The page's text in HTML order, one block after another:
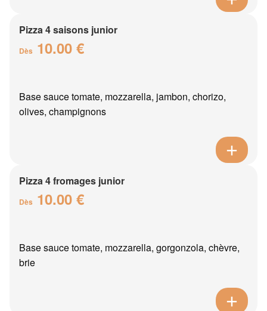
Pizza 4 saisons junior
Dès 10.00 €
Base sauce tomate, mozzarella, jambon, chorizo,
olives, champignons
Pizza 4 fromages junior
Dès 10.00 €
Base sauce tomate, mozzarella, gorgonzola, chèvre,
brie